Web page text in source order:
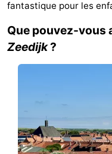
Buitenhof
Domburg
-
Hof
minutes
Plages
fantastique pour les
Que pouvez-vous
Zeedijk?